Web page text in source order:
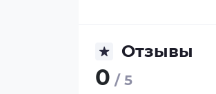
Отзывы
0 / 5